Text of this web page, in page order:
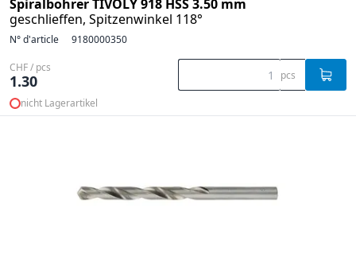
Spiralbohrer TIVOLY 918 HSS 3.50 mm
geschlieffen, Spitzenwinkel 118°
N° d'article 9180000350
CHF / pcs
1.30 pcs
nicht Lagerartikel